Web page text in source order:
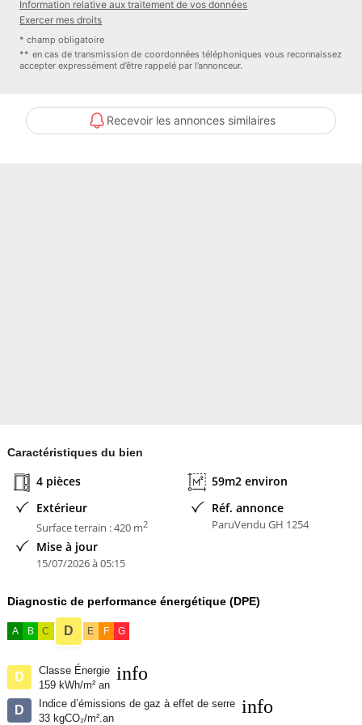
Honoraires à la charge de l'acquéreur
Pourcentage des Honoraires à la charge de l'Acquéreur : 10 %
SAINT VALERY IMMOBILIER
Information relative aux traitement de vos données
Exercer mes droits
* champ obligatoire
** en cas de transmission de coordonnées téléphoniques vous reconnaissez
accepter expressément d’être rappelé par l’annonceur.
Recevoir les annonces similaires
Caractéristiques du bien
4 pièces
59m2 environ
Extérieur
Surface terrain : 420 m2
Réf. annonce
ParuVendu GH 1254
Mise à jour
15/07/2026 à 05:15
Diagnostic de performance énergétique (DPE)
A B C D E F G
D
Classe Énergie
159 kWh/m² an
info
D
Indice d’émissions de gaz à effet de serre
33 kgCO₂/m².an
info